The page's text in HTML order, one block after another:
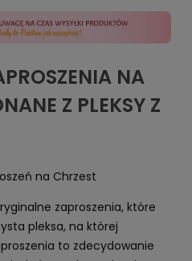
NA
Z PLEKSY Z
na Chrzest
zaproszenia, które
pleksa, na której
to zdecydowanie